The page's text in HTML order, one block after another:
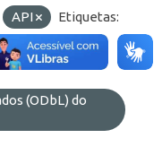
API
Etiquetas:
(ODbL) do